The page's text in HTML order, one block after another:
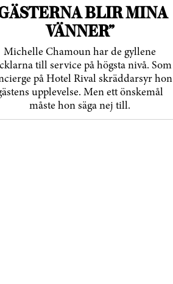
BLIR MINA
VÄNNER”
Michelle Chamoun har de gyllene
till service på högsta nivå. Som
på Hotel Rival skräddarsyr hon
upp­levelse. Men ett önskemål
måste hon säga nej till.